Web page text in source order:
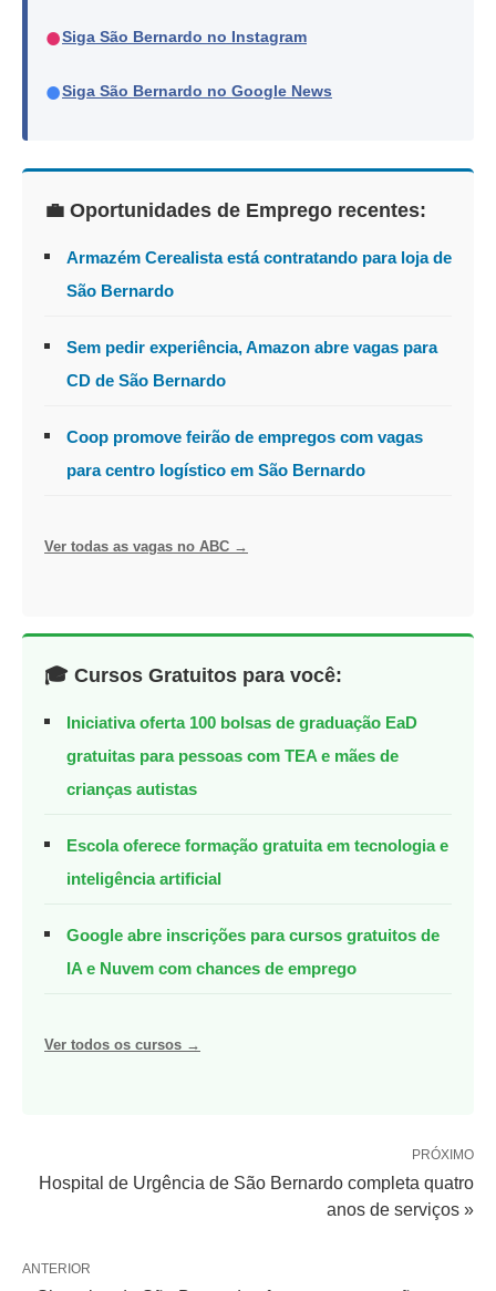
●Siga São Bernardo no Instagram
●Siga São Bernardo no Google News
💼 Oportunidades de Emprego recentes:
Armazém Cerealista está contratando para loja de
São Bernardo
Sem pedir experiência, Amazon abre vagas para
CD de São Bernardo
Coop promove feirão de empregos com vagas
para centro logístico em São Bernardo
Ver todas as vagas no ABC →
🎓 Cursos Gratuitos para você:
Iniciativa oferta 100 bolsas de graduação EaD
gratuitas para pessoas com TEA e mães de
crianças autistas
Escola oferece formação gratuita em tecnologia e
inteligência artificial
Google abre inscrições para cursos gratuitos de
IA e Nuvem com chances de emprego
Ver todos os cursos →
PRÓXIMO
Hospital de Urgência de São Bernardo completa quatro
anos de serviços »
ANTERIOR